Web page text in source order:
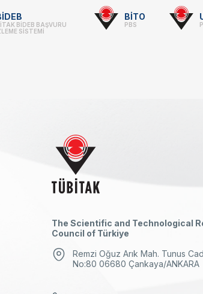
BİDEB BAŞVURU
SİSTEMİ
BİTO
PBS
The Scientific and Technological
Council of Türkiye
Remzi Oğuz Arık Mah. Tunus
No:80 06680 Çankaya/ANKARA